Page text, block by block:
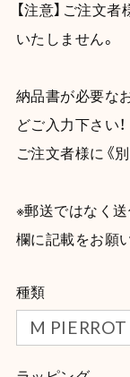
【注意】ご注文
いたしません。
納品書が必要な
どご入力下さい！
ご注文者様に《
※郵送ではなく
欄に記載をお願
種類